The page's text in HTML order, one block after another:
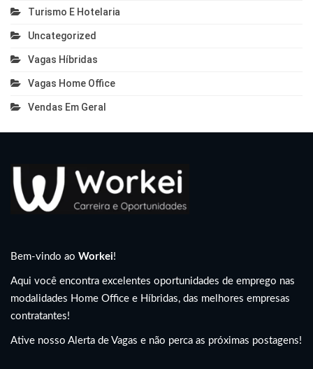
Turismo E Hotelaria
Uncategorized
Vagas Híbridas
Vagas Home Office
Vendas Em Geral
Bem-vindo ao Workei!
Aqui você encontra excelentes oportunidades de emprego nas
modalidades Home Office e Híbridas, das melhores empresas
contratantes!
Ative nosso Alerta de Vagas e não perca as próximas postagens!